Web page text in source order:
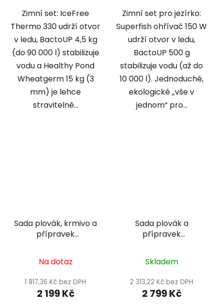
Zimní set: IceFree
Thermo 330 udrží otvor
v ledu, BactoUP 4,5 kg
(do 90 000 l) stabilizuje
vodu a Healthy Pond
Wheatgerm 15 kg (3
mm) je lehce
stravitelné...
Zimní set pro jezírko:
Superfish ohřívač 150 W
udrží otvor v ledu,
BactoUP 500 g
stabilizuje vodu (až do
10 000 l). Jednoduché,
ekologické „vše v
jednom“ pro...
Sada plovák, krmivo a
přípravek
Na dotaz
1 817,36 Kč bez DPH
2 199 Kč
Sada plovák a
přípravek
Skladem
2 313,22 Kč bez DPH
2 799 Kč